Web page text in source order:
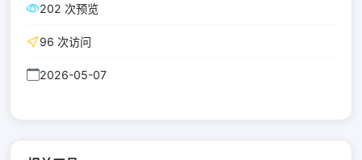
202 次预览
96 次访问
2026-05-07